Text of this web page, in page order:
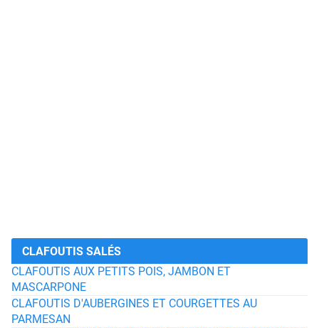
CLAFOUTIS SALÉS
CLAFOUTIS AUX PETITS POIS, JAMBON ET
MASCARPONE
CLAFOUTIS D'AUBERGINES ET COURGETTES AU
PARMESAN